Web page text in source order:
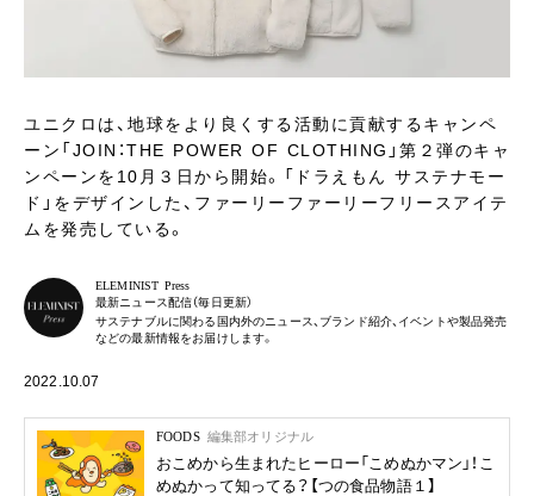
ユニクロは、地球をより良くする活動に貢献するキャンペ
ーン「JOIN：THE POWER OF CLOTHING」第２弾のキャ
ンペーンを10月３日から開始。「ドラえもん サステナモー
ド」をデザインした、ファーリーファーリーフリースアイテ
ムを発売している。
ELEMINIST Press
最新ニュース配信（毎日更新）
サステナブルに関わる国内外のニュース、ブランド紹介、イベントや製品発売
などの最新情報をお届けします。
2022.10.07
FOODS 編集部オリジナル
おこめから生まれたヒーロー「こめぬかマン」！こ
めぬかって知ってる？【つの食品物語１】